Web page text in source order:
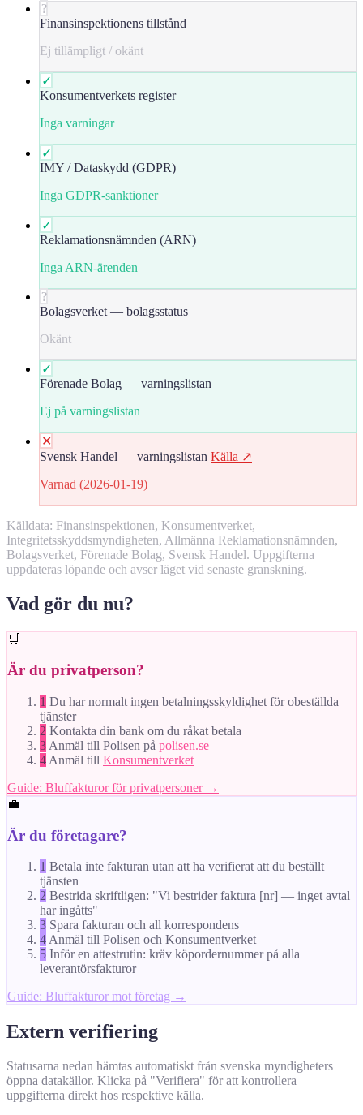
?
Finansinspektionens tillstånd
Ej tillämpligt / okänt
✓
Konsumentverkets register
Inga varningar
✓
IMY / Dataskydd (GDPR)
Inga GDPR-sanktioner
✓
Reklamationsnämnden (ARN)
Inga ARN-ärenden
?
Bolagsverket — bolagsstatus
Okänt
✓
Förenade Bolag — varningslistan
Ej på varningslistan
✕
Svensk Handel — varningslistan Källa ↗
Varnad (2026-01-19)
Källdata: Finansinspektionen, Konsumentverket,
Integritetsskyddsmyndigheten, Allmänna Reklamationsnämnden,
Bolagsverket, Förenade Bolag, Svensk Handel. Uppgifterna
uppdateras löpande och avser läget vid senaste granskning.
Vad gör du nu?
🛒
Är du privatperson?
1 Du har normalt ingen betalningsskyldighet för obeställda
tjänster
2 Kontakta din bank om du råkat betala
3 Anmäl till Polisen på polisen.se
4 Anmäl till Konsumentverket
Guide: Bluffakturor för privatpersoner →
💼
Är du företagare?
1 Betala inte fakturan utan att ha verifierat att du beställt
tjänsten
2 Bestrida skriftligen: "Vi bestrider faktura [nr] — inget avtal
har ingåtts"
3 Spara fakturan och all korrespondens
4 Anmäl till Polisen och Konsumentverket
5 Inför en attestrutin: kräv köpordernummer på alla
leverantörsfakturor
Guide: Bluffakturor mot företag →
Extern verifiering
Statusarna nedan hämtas automatiskt från svenska myndigheters
öppna datakällor. Klicka på "Verifiera" för att kontrollera
uppgifterna direkt hos respektive källa.